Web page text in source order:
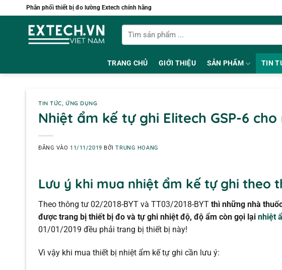
qua
Phân phối thiết bị đo lường Extech chính hãng
Tìm
kiếm:
TRANG CHỦ GIỚI THIỆU SẢN PHẨM TIN
TIN TỨC,ỨNG DỤNG
Nhiệt ẩm kế tự ghi Elitech GSP-6
ĐĂNG VÀO 11/11/2019 BỞITRUNG HOANG
Lưu ý khi mua nhiệt ẩm kế tự ghi theo
Theo thông tư 02/2018-BYT và TT03/2018-BYT thì những nhà
được trang bị thiết bị đo và tự ghi nhiệt độ, độ ẩm còn gọi lại nhiệt
01/01/2019 đều phải trang bị thiết bị này!
Vì vậy khi mua thiết bị nhiệt ẩm kế tự ghi cần lưu ý: